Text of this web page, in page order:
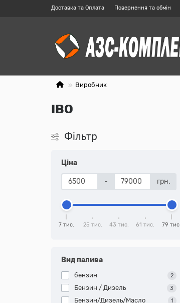
Доставка та Оплата Повернення та обмін
Виробник
IBO
Фільтр
Ціна
- грн.
7 тис. 25 тис. 43 тис. 61 тис. 79 тис.
Вид палива
бензин 2
Бензин / Дизель 3
Бензин/Дизель/Масло 1